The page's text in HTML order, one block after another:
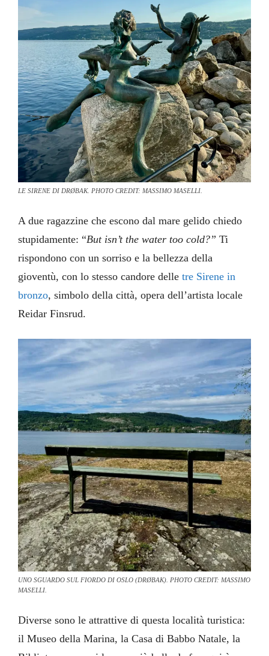
LE SIRENE DI DRØBAK. PHOTO CREDIT: MASSIMO MASELLI.
A due ragazzine che escono dal mare gelido chiedo
stupidamente: “But isn’t the water too cold?”Ti
rispondono con un sorriso e la bellezza della
gioventù, con lo stesso candore delletre Sirene in
bronzo, simbolo della città, opera dell’artista locale
Reidar Finsrud.
UNO SGUARDO SUL FIORDO DI OSLO (DRØBAK). PHOTO CREDIT: MASSIMO
MASELLI.
Diverse sono le attrattive di questa località turistica:
il Museo della Marina, la Casa di Babbo Natale, la